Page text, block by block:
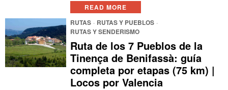
READ MORE
RUTAS · RUTAS Y PUEBLOS ·
RUTAS Y SENDERISMO
Ruta de los 7 Pueblos de la
Tinença de Benifassà: guía
completa por etapas (75 km) |
Locos por Valencia